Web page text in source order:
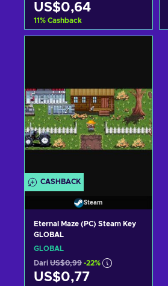
US$0,64
11% Cashback
CASHBACK
Steam
Eternal Maze (PC) Steam Key
GLOBAL
GLOBAL
Dari US$0,99 -22%
US$0,77